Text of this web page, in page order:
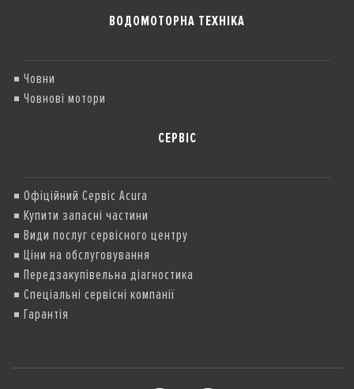
ВОДОМОТОРНА ТЕХНІКА
Човни
Човнові мотори
СЕРВІС
Офіційний Сервіс Acura
Купити запасні частини
Види послуг сервісного центру
Ціни на обслуговування
Передзакупівельна діагностика
Спеціальні сервісні компанії
Гарантія